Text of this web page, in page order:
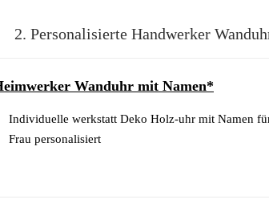
2. Personalisierte Handwerker
Wanduhr mit Namen*
Individuelle werkstatt Deko Holz-uhr mit Namen
Frau personalisiert